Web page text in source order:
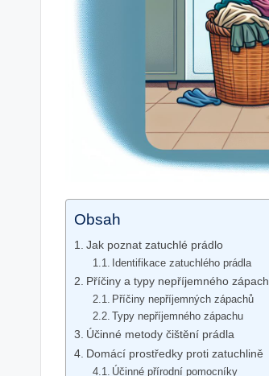
Obsah
Jak poznat zatuchlé prádlo
Identifikace zatuchlého prádla
Příčiny a typy nepříjemného
Příčiny nepříjemných zápachů
Typy nepříjemného zápachu
Účinné metody čištění prádla
Domácí prostředky proti zatuchlině
Účinné přírodní pomocníky